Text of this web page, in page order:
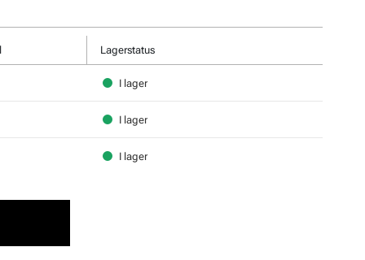
Lagerstatus
I lager
I lager
I lager